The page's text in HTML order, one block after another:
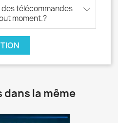
télécommandes
moment.?
la même